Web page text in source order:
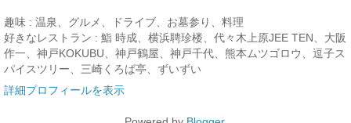
趣味 : 温泉、グルメ、ドライブ、お墓参り、料理
好きなレストラン : 鮨 時成、横浜聘珍楼、代々木上原JEE TEN、大阪
作一、神戸KOKUBU、神戸鶴屋、神戸千代、熊本ムツゴロウ、逗子ス
パイスツリー、三崎くろば亭、ずいずい
詳細プロフィールを表示